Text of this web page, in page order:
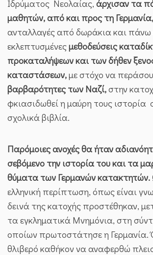
Ιδρύματος Νεολαίας, άρχισαν τα
μαθητών, από και προς τη Γερμανία,
ανταλλαγές από δωράκια και πάνω
εκλεπτυσμένεςμεθοδεύσεις
προκαταλήψεων και των δήθεν
καταστάσεων,με στόχο να
βαρβαρότητες των Ναζί,στην
φκιασιδωθεί η μαύρη τους ιστορία
σχολικά βιβλία.
Παρόμοιες ανοχές θα ήταν
σεβόμενο την ιστορία του και τα
θύματα των Γερμανών κατακτητών.
ελληνική περίπτωση, όπως είναι
δεινά της κατοχής προστέθηκαν,
τα εγκληματικά Μνημόνια, στη
οποίων πρωτοστάτησε η Γερμανία.
θλιβερό καθήκον να αναφερθώ